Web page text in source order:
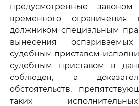
предусмотренные
временного ограничения
должником специальным
вынесения оспариваемых
судебным приставом-
судебным приставом в
соблюден, а
обстоятельств,
таких